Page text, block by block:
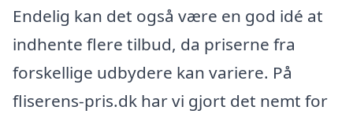
Endelig kan det også være en god idé at
indhente flere tilbud, da priserne fra
forskellige udbydere kan variere. På
fliserens-pris.dk har vi gjort det nemt for